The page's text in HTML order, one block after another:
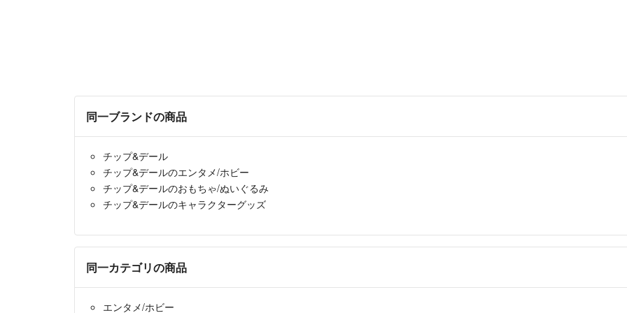
万が一期限が過
同一ブランドの商品
チップ&デール
チップ&デールのエンタメ/ホビー
チップ&デールのおもちゃ/ぬいぐるみ
チップ&デールのキャラクターグッズ
同一カテゴリの商品
エンタメ/ホビー